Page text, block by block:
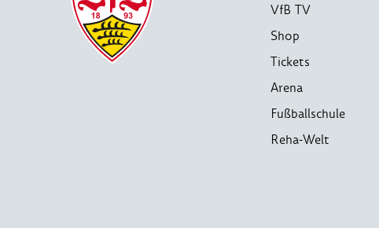
VfB TV
Shop
Tickets
Arena
Fußballschule
Reha-Welt